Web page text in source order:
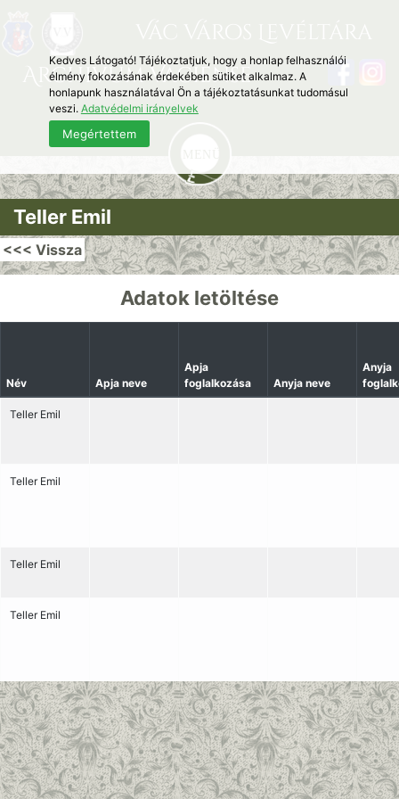
Archivum Vaciense
Teller Emil
<<< Vissza
Adatok letöltése
Név Apja neve
Apja
foglalkozása
Anyja neve
Anyja
Teller Emil
Teller Emil
Teller Emil
Teller Emil
Kedves Látogató! Tájékoztatjuk, hogy a honlap felhasználói
élmény fokozásának érdekében sütiket alkalmaz. A
honlapunk használatával Ön a tájékoztatásunkat tudomásul
veszi. Adatvédelmi irányelvek
Megértettem